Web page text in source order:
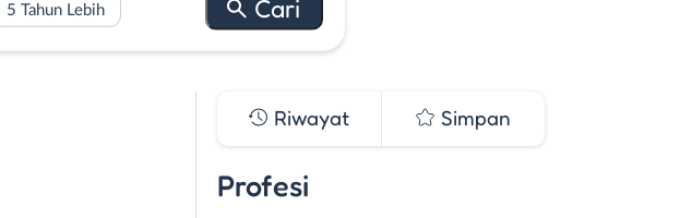
5 Tahun Lebih
Riwayat Simpan
Profesi